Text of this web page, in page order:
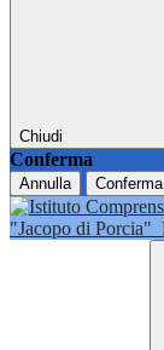
Chiudi
Conferma
Annulla Conferma
"Jacopo di Porcia"